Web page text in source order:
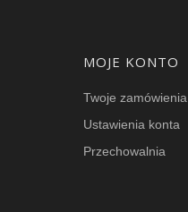
MOJE KONTO
Twoje zamówienia
Ustawienia konta
Przechowalnia